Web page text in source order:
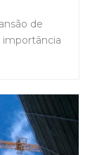
de
importância